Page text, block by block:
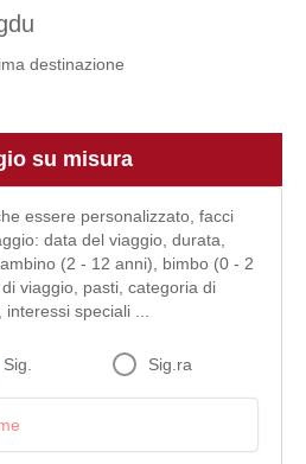
destinazione
su misura
essere personalizzato, facci
data del viaggio, durata,
(2 - 12 anni), bimbo (0 - 2
viaggio, pasti, categoria di
speciali ...
Sig. Sig.ra